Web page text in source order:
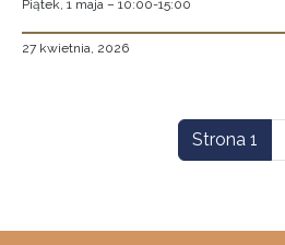
Piątek, 1 maja – 10:00-15:00
27 kwietnia, 2026
Strona 1